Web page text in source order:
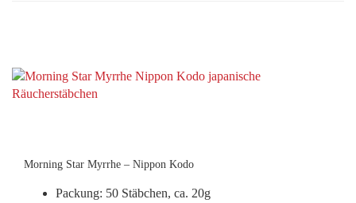
Morning Star Myrrhe – Nippon Kodo
Packung: 50 Stäbchen, ca. 20g